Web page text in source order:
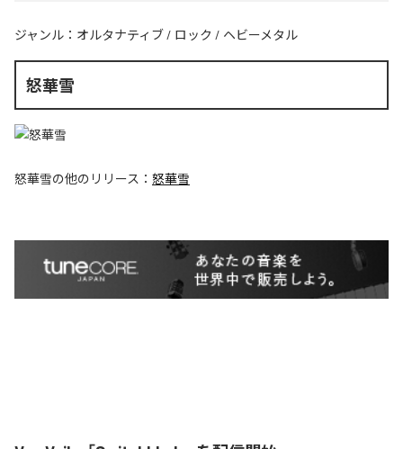
ジャンル： オルタナティブ / ロック / ヘビーメタル
怒華雪
怒華雪の他のリリース： 怒華雪